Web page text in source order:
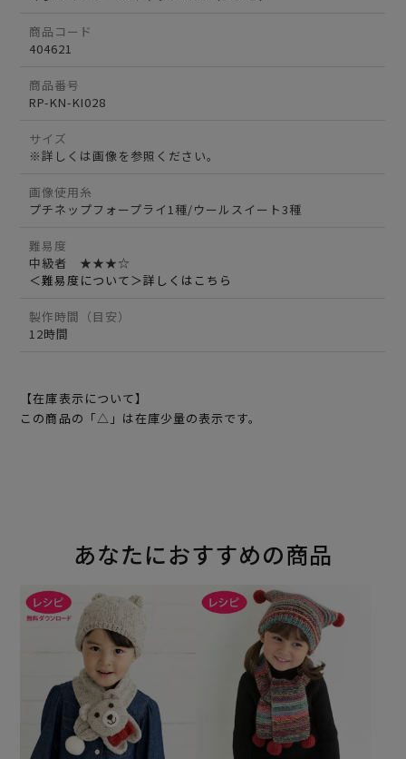
商品コード
404621
商品番号
RP-KN-KI028
サイズ
※詳しくは画像を参照ください。
画像使用糸
プチネップフォープライ1種/ウールスイート3種
難易度
中級者 ★★★☆
＜難易度について＞詳しくはこちら
製作時間（目安）
12時間
【在庫表示について】
この商品の「△」は在庫少量の表示です。
あなたにおすすめの商品